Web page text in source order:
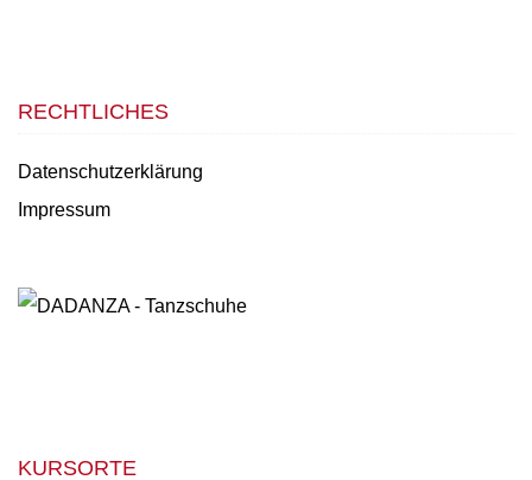
RECHTLICHES
Datenschutzerklärung
Impressum
KURSORTE